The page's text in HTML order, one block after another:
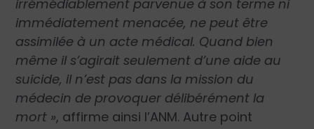
irrémédiablement parvenue à son terme ni
immédiatement menacée, ne peut être
assimilée à un acte médical. Quand bien
même il s’agirait seulement d’une aide au
suicide, il n’est pas dans la mission du
médecin de provoquer délibérément la
mort », affirme ainsi l’ANM. Autre point